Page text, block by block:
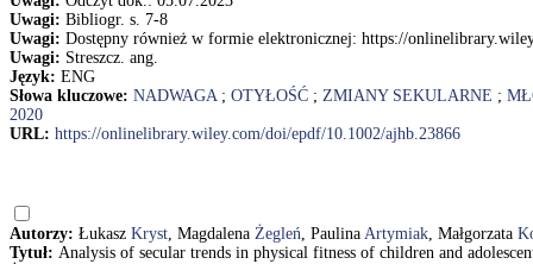
Uwagi: Bibliogr. s. 7-8
Uwagi: Dostępny również w formie elektronicznej: https://
Uwagi: Streszcz. ang.
Język: ENG
Słowa kluczowe: NADWAGA; OTYŁOŚĆ ; ZMIANY SEKULARNE ;
2020
URL: https://onlinelibrary.wiley.com/doi/epdf/10.1002/ajhb.23866
Autorzy: Łukasz Kryst, Magdalena Żegleń, Paulina Artymiak, Małgorzata
Tytuł: Analysis of secular trends in physical fitness of children and